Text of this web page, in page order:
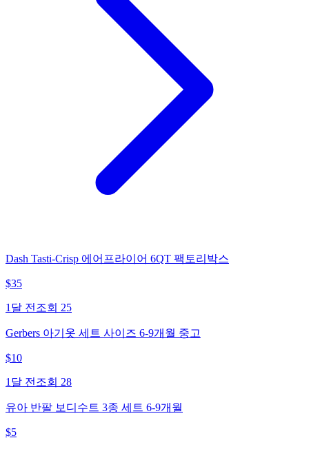
Dash Tasti-Crisp 에어프라이어 6QT 팩토리박스
$35
1달 전 조회 25
Gerbers 아기옷 세트 사이즈 6-9개월 중고
$10
1달 전 조회 28
유아 반팔 보디수트 3종 세트 6-9개월
$5